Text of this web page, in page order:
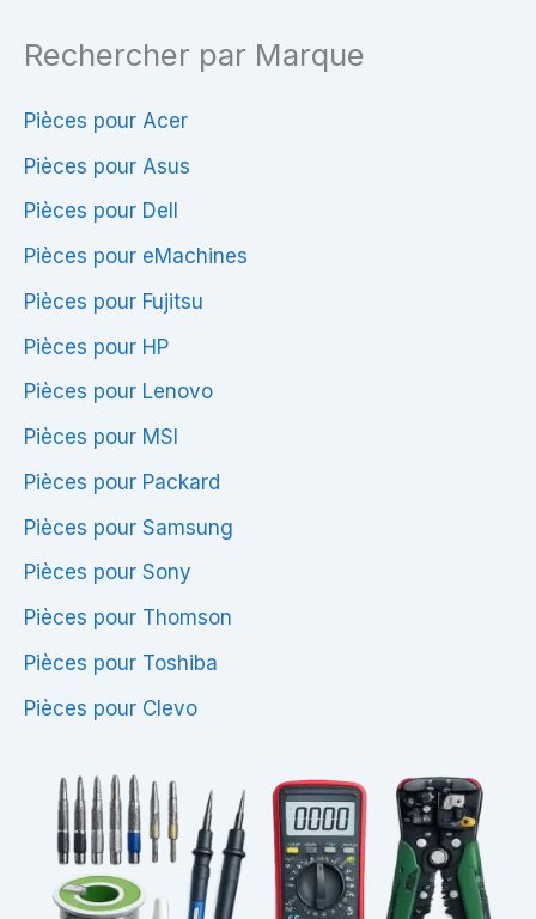
Rechercher par Marque
Pièces pour Acer
Pièces pour Asus
Pièces pour Dell
Pièces pour eMachines
Pièces pour Fujitsu
Pièces pour HP
Pièces pour Lenovo
Pièces pour MSI
Pièces pour Packard
Pièces pour Samsung
Pièces pour Sony
Pièces pour Thomson
Pièces pour Toshiba
Pièces pour Clevo